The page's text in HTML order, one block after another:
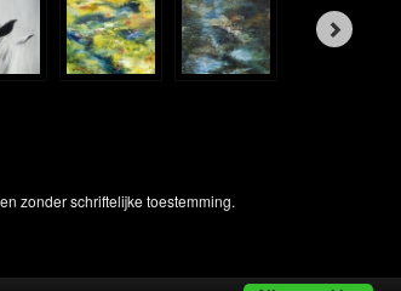
zonder schriftelijke toestemming.